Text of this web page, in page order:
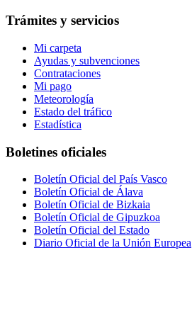
Trámites y servicios
Mi carpeta
Ayudas y subvenciones
Contrataciones
Mi pago
Meteorología
Estado del tráfico
Estadística
Boletines oficiales
Boletín Oficial del País Vasco
Boletín Oficial de Álava
Boletín Oficial de Bizkaia
Boletín Oficial de Gipuzkoa
Boletín Oficial del Estado
Diario Oficial de la Unión Europea